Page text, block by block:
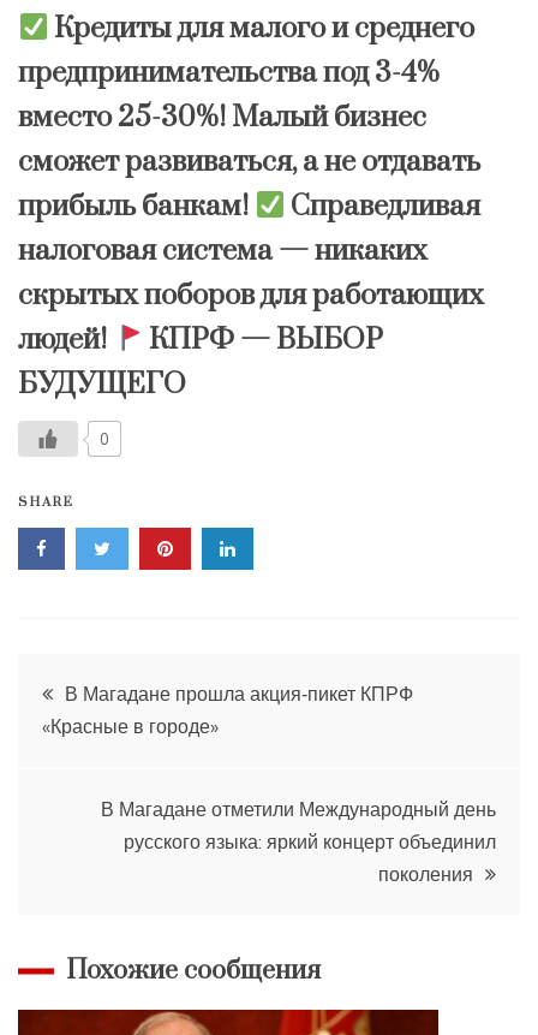
Кредиты для малого и среднего
предпринимательства под 3-4%
вместо 25-30%! Малый бизнес
сможет развиваться, а не отдавать
прибыль банкам!
Справедливая
налоговая система — никаких
скрытых поборов для работающих
людей!
КПРФ — ВЫБОР
БУДУЩЕГО
0
SHARE
Навигация
по
записям
В Магадане прошла акция‑пикет КПРФ
«Красные в городе»
В Магадане отметили Международный день
русского языка: яркий концерт объединил
поколения
Похожие сообщения